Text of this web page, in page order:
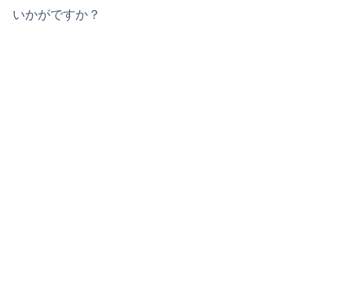
いかがですか？